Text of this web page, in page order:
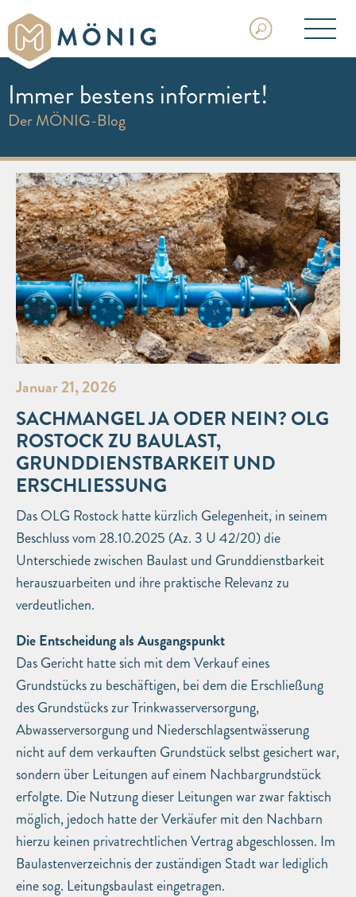
Immer bestens informiert!
Der MÖNIG-Blog
Januar 21, 2026
SACHMANGEL JA ODER NEIN? OLG
ROSTOCK ZU BAULAST,
GRUNDDIENSTBARKEIT UND
ERSCHLIESSUNG
Das OLG Rostock hatte kürzlich Gelegenheit, in seinem
Beschluss vom 28.10.2025 (Az. 3 U 42/20) die
Unterschiede zwischen Baulast und Grunddienstbarkeit
herauszuarbeiten und ihre praktische Relevanz zu
verdeutlichen.
Die Entscheidung als Ausgangspunkt
Das Gericht hatte sich mit dem Verkauf eines
Grundstücks zu beschäftigen, bei dem die Erschließung
des Grundstücks zur Trinkwasserversorgung,
Abwasserversorgung und Niederschlagsentwässerung
nicht auf dem verkauften Grundstück selbst gesichert war,
sondern über Leitungen auf einem Nachbargrundstück
erfolgte. Die Nutzung dieser Leitungen war zwar faktisch
möglich, jedoch hatte der Verkäufer mit den Nachbarn
hierzu keinen privatrechtlichen Vertrag abgeschlossen. Im
Baulastenverzeichnis der zuständigen Stadt war lediglich
eine sog. Leitungsbaulast eingetragen.